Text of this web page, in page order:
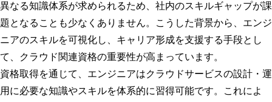
ベンダー選定力の向上
クラウド関連の資格を効果的に取得・活用するポイント
自社のクラウド利用状況を整理する
業務内容や役割に応じた資格を選定する
資格取得後は実務で知識を定着させる
異なる知識体系が求められるため、社内のスキルギャップが課
題となることも少なくありません。こうした背景から、エンジ
ニアのスキルを可視化し、キャリア形成を支援する手段とし
て、クラウド関連資格の重要性が高まっています。
資格取得を通じて、エンジニアはクラウドサービスの設計・運
用に必要な知識やスキルを体系的に習得可能です。これによ